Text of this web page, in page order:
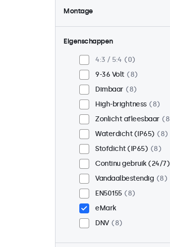
Montage
Panel mount
8
Inbouw
VESA 75 x 75
VESA 100 x 100
Eigenschappen
4:3 / 5:4
0
9-36 Volt
8
Dimbaar
8
High-brightness
8
Zonlicht afleesbaar
8
Waterdicht (IP65)
8
Stofdicht (IP65)
8
Continu gebruik (24/7)
Vandaalbestendig
8
EN50155
8
eMark
DNV
8